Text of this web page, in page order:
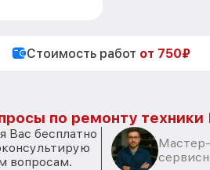
Стоимость работ от 750₽
по ремонту техники
Вас бесплатно
вопросам.